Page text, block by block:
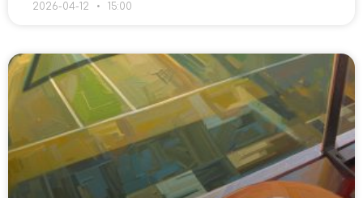
2026-04-12 15:00